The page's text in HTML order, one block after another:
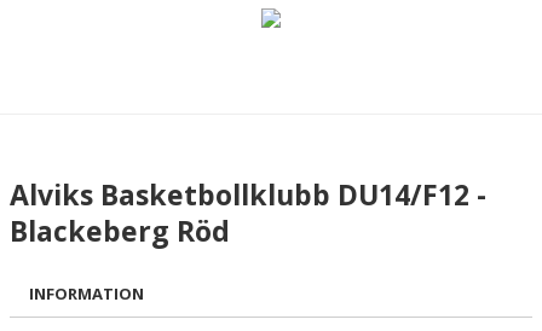
BILDGALLERI
KONTAKT
Alviks Basketbollklubb DU14/F12 -
Blackeberg Röd
INFORMATION